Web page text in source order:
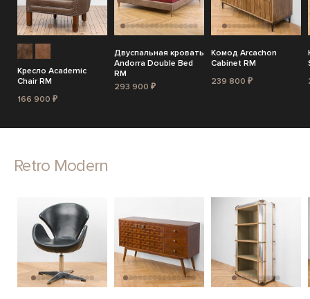
Кресло Academic
Chair RM
166 900 ₽
Двуспальная кровать
Andorra Double Bed
RM
293 900 ₽
Комод Arcachon
Cabinet RM
239 800 ₽
Retro Modern